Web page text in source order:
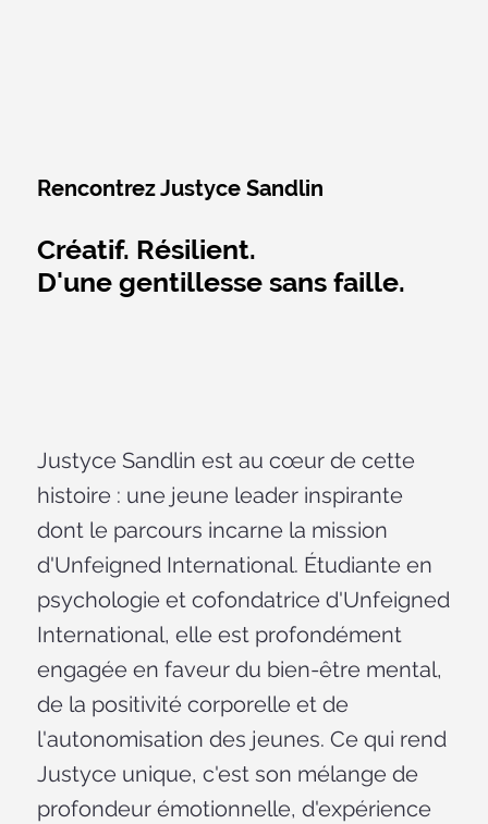
Rencontrez Justyce Sandlin
Créatif. Résilient.
D'une gentillesse sans faille.
Justyce Sandlin est au cœur de cette
histoire : une jeune leader inspirante
dont le parcours incarne la mission
d'Unfeigned International. Étudiante en
psychologie et cofondatrice d'Unfeigned
International, elle est profondément
engagée en faveur du bien-être mental,
de la positivité corporelle et de
l'autonomisation des jeunes. Ce qui rend
Justyce unique, c'est son mélange de
profondeur émotionnelle, d'expérience